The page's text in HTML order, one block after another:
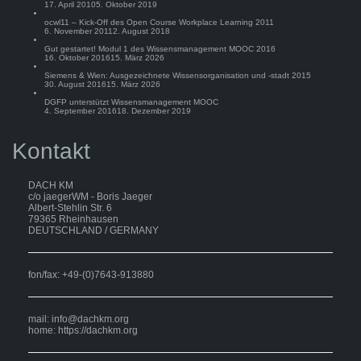
17. April 20105. Oktober 2019
ocwl11 – Kick-Off des Open Course Workplace Learning 2011
6. November 20112. August 2018
Gut gestartet! Modul 1 des Wissensmanagement MOOC 2016
16. Oktober 201615. März 2026
Siemens & Wien: Ausgezeichnete Wissensorganisation und -stadt 2015
30. August 201615. März 2026
DGFP unterstützt Wissensmanagement MOOC
4. September 201618. Dezember 2019
Kontakt
DACH KM
c/o jaegerWM - Boris Jaeger
Albert-Stehlin Str. 6
79365 Rheinhausen
DEUTSCHLAND / GERMANY
fon/fax: +49-(0)7643-913880
mail: info@dachkm.org
home: https://dachkm.org